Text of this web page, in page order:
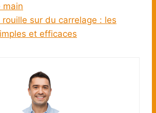
main
rouille sur du carrelage : les
et efficaces